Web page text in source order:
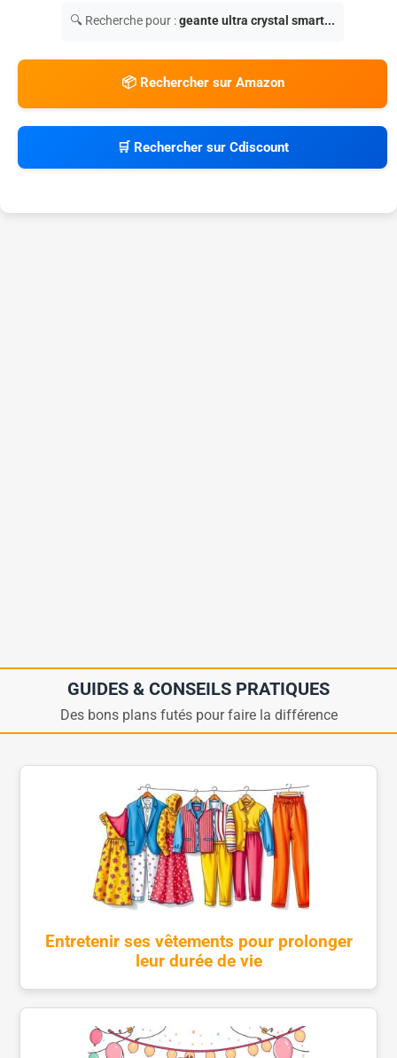
🔍 Recherche pour :geante ultra crystal smart...
📦 Rechercher sur Amazon
🛒 Rechercher sur Cdiscount
GUIDES & CONSEILS PRATIQUES
Des bons plans futés pour faire la différence
Entretenir ses vêtements pour prolonger
leur durée de vie